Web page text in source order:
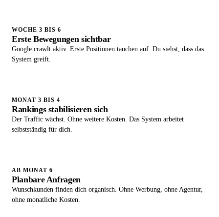
WOCHE 3 BIS 6
Erste Bewegungen sichtbar
Google crawlt aktiv. Erste Positionen tauchen auf. Du siehst, dass das
System greift.
MONAT 3 BIS 4
Rankings stabilisieren sich
Der Traffic wächst. Ohne weitere Kosten. Das System arbeitet
selbstständig für dich.
AB MONAT 6
Planbare Anfragen
Wunschkunden finden dich organisch. Ohne Werbung, ohne Agentur,
ohne monatliche Kosten.